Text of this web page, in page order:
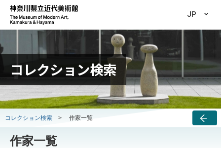
JP
コレクション検索
コレクション検索 > 作家一覧
作家一覧